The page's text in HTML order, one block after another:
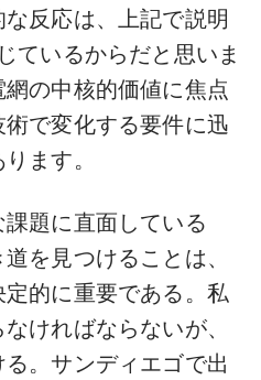
反応は、上記で説明
ているからだと思いま
の中核的価値に焦点
で変化する要件に迅
ます。
題に直面している
を見つけることは、
的に重要である。私
ければならないが、
。サンディエゴで出